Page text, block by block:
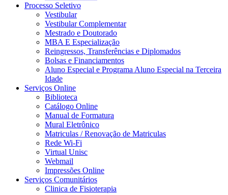
Processo Seletivo
Vestibular
Vestibular Complementar
Mestrado e Doutorado
MBA E Especialização
Reingressos, Transferências e Diplomados
Bolsas e Financiamentos
Aluno Especial e Programa Aluno Especial na Terceira
Idade
Serviços Online
Biblioteca
Catálogo Online
Manual de Formatura
Mural Eletrônico
Matriculas / Renovação de Matriculas
Rede Wi-Fi
Virtual Unisc
Webmail
Impressões Online
Serviços Comunitários
Clinica de Fisioterapia